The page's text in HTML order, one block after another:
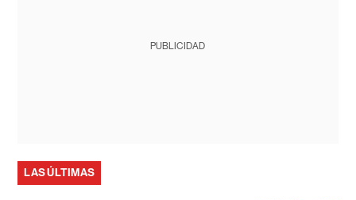
PUBLICIDAD
LAS ÚLTIMAS